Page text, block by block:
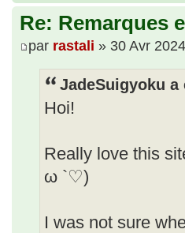
Re: Remarques
par rastali » 30 Avr
JadeSuigyoku a
Hoi!
Really love this
ω `♡)
I was not sure